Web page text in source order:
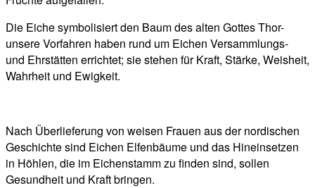
Die Eiche symbolisiert den Baum des alten Gottes Thor-
unsere Vorfahren haben rund um Eichen Versammlungs-
und Ehrstätten errichtet; sie stehen für Kraft, Stärke, Weisheit,
Wahrheit und Ewigkeit.
Nach Überlieferung von weisen Frauen aus der nordischen
Geschichte sind Eichen Elfenbäume und das Hineinsetzen
in Höhlen, die im Eichenstamm zu finden sind, sollen
Gesundheit und Kraft bringen.